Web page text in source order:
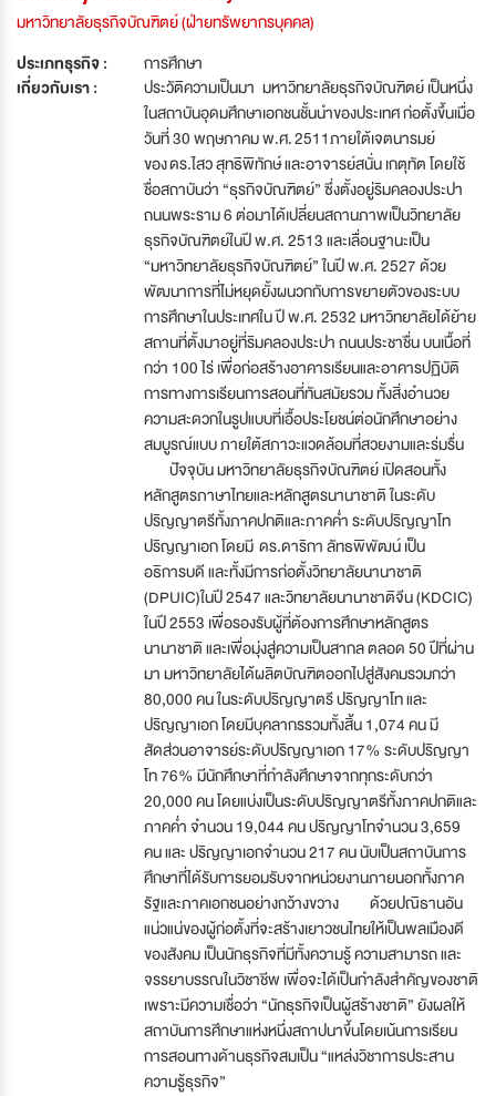
มหาวิทยาลัยธุรกิจบัณฑิตย์ (ฝ่ายทรัพยากรบุคคล)
ประเภทธุรกิจ :
การศึกษา
เกี่ยวกับเรา :
ประวัติความเป็นมา มหาวิทยาลัยธุรกิจบัณฑิตย์ เป็นหนึ่ง
ในสถาบันอุดมศึกษาเอกชนชั้นนำของประเทศ ก่อตั้งขึ้นเมื่อ
วันที่ 30 พฤษภาคม พ.ศ. 2511ภายใต้เจตนารมย์
ของ ดร.ไสว สุทธิพิทักษ์ และอาจารย์สนั่น เกตุทัต โดยใช้
ชื่อสถาบันว่า “ธุรกิจบัณฑิตย์” ซึ่งตั้งอยู่ริมคลองประปา
ถนนพระราม 6 ต่อมาได้เปลี่ยนสถานภาพเป็นวิทยาลัย
ธุรกิจบัณฑิตย์ในปี พ.ศ. 2513 และเลื่อนฐานะเป็น
“มหาวิทยาลัยธุรกิจบัณฑิตย์” ในปี พ.ศ. 2527 ด้วย
พัฒนาการที่ไม่หยุดยั้งผนวกกับการขยายตัวของระบบ
การศึกษาในประเทศใน ปี พ.ศ. 2532 มหาวิทยาลัยได้ย้าย
สถานที่ตั้งมาอยู่ที่ริมคลองประปา ถนนประชาชื่น บนเนื้อที่
กว่า 100 ไร่ เพื่อก่อสร้างอาคารเรียนและอาคารปฏิบัติ
การทางการเรียนการสอนที่ทันสมัยรวม ทั้งสิ่งอำนวย
ความสะดวกในรูปแบบที่เอื้อประโยชน์ต่อนักศึกษาอย่าง
สมบูรณ์แบบ ภายใต้สภาวะแวดล้อมที่สวยงามและร่มรื่น
ปัจจุบัน มหาวิทยาลัยธุรกิจบัณฑิตย์ เปิดสอนทั้ง
หลักสูตรภาษาไทยและหลักสูตรนานาชาติ ในระดับ
ปริญญาตรีทั้งภาคปกติและภาคค่ำ ระดับปริญญาโท
ปริญญาเอก โดยมี ดร.ดาริกา ลัทธพิพัฒน์ เป็น
อธิการบดี และทั้งมีการก่อตั้งวิทยาลัยนานาชาติ
(DPUIC)ในปี 2547 และวิทยาลัยนานาชาติจีน (KDCIC)
ในปี 2553 เพื่อรองรับผู้ที่ต้องการศึกษาหลักสูตร
นานาชาติ และเพื่อมุ่งสู่ความเป็นสากล ตลอด 50 ปีที่ผ่าน
มา มหาวิทยาลัยได้ผลิตบัณฑิตออกไปสู่สังคมรวมกว่า
80,000 คน ในระดับปริญญาตรี ปริญญาโท และ
ปริญญาเอก โดยมีบุคลากรรวมทั้งสิ้น 1,074 คน มี
สัดส่วนอาจารย์ระดับปริญญาเอก 17% ระดับปริญญา
โท 76% มีนักศึกษาที่กำลังศึกษาจากทุกระดับกว่า
20,000 คน โดยแบ่งเป็นระดับปริญญาตรีทั้งภาคปกติและ
ภาคค่ำ จำนวน 19,044 คน ปริญญาโทจำนวน 3,659
คน และ ปริญญาเอกจำนวน 217 คน นับเป็นสถาบันการ
ศึกษาที่ได้รับการยอมรับจากหน่วยงานภายนอกทั้งภาค
รัฐและภาคเอกชนอย่างกว้างขวาง ด้วยปณิธานอัน
แน่วแน่ของผู้ก่อตั้งที่จะสร้างเยาวชนไทยให้เป็นพลเมืองดี
ของสังคม เป็นนักธุรกิจที่มีทั้งความรู้ ความสามารถ และ
จรรยาบรรณในวิชาชีพ เพื่อจะได้เป็นกำลังสำคัญของชาติ
เพราะมีความเชื่อว่า “นักธุรกิจเป็นผู้สร้างชาติ” ยังผลให้
สถาบันการศึกษาแห่งหนึ่งสถาปนาขึ้นโดยเน้นการเรียน
การสอนทางด้านธุรกิจสมเป็น “แหล่งวิชาการประสาน
ความรู้ธุรกิจ”